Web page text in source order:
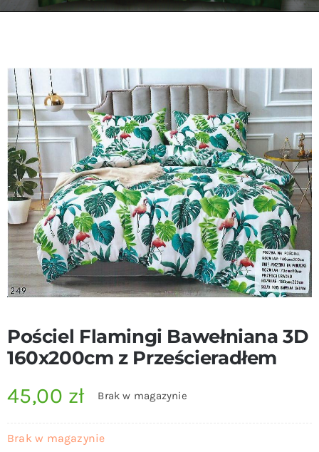
Pościel Flamingi Bawełniana 3D
160x200cm z Prześcieradłem
45,00 zł Brak w magazynie
Brak w magazynie